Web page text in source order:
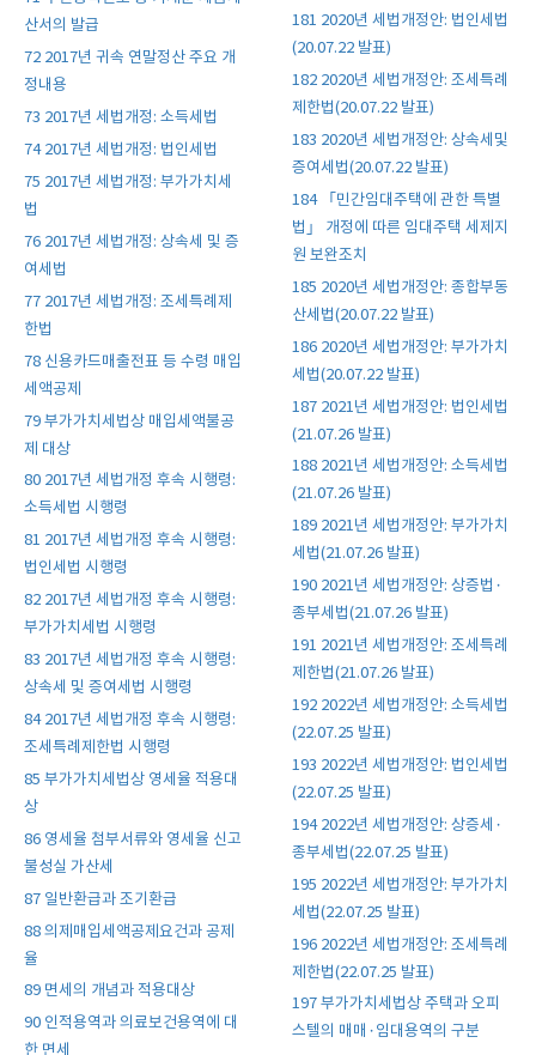
산서의 발급
72 2017년 귀속 연말정산 주요 개
정내용
73 2017년 세법개정: 소득세법
74 2017년 세법개정: 법인세법
75 2017년 세법개정: 부가가치세
법
76 2017년 세법개정: 상속세 및 증
여세법
77 2017년 세법개정: 조세특례제
한법
78 신용카드매출전표 등 수령 매입
세액공제
79 부가가치세법상 매입세액불공
제 대상
80 2017년 세법개정 후속 시행령:
소득세법 시행령
81 2017년 세법개정 후속 시행령:
법인세법 시행령
82 2017년 세법개정 후속 시행령:
부가가치세법 시행령
83 2017년 세법개정 후속 시행령:
상속세 및 증여세법 시행령
84 2017년 세법개정 후속 시행령:
조세특례제한법 시행령
85 부가가치세법상 영세율 적용대
상
86 영세율 첨부서류와 영세율 신고
불성실 가산세
87 일반환급과 조기환급
88 의제매입세액공제요건과 공제
율
89 면세의 개념과 적용대상
90 인적용역과 의료보건용역에 대
한 면세
181 2020년 세법개정안: 법인세법
(20.07.22 발표)
182 2020년 세법개정안: 조세특례
제한법(20.07.22 발표)
183 2020년 세법개정안: 상속세및
증여세법(20.07.22 발표)
184 「민간임대주택에 관한 특별
법」 개정에 따른 임대주택 세제지
원 보완조치
185 2020년 세법개정안: 종합부동
산세법(20.07.22 발표)
186 2020년 세법개정안: 부가가치
세법(20.07.22 발표)
187 2021년 세법개정안: 법인세법
(21.07.26 발표)
188 2021년 세법개정안: 소득세법
(21.07.26 발표)
189 2021년 세법개정안: 부가가치
세법(21.07.26 발표)
190 2021년 세법개정안: 상증법·
종부세법(21.07.26 발표)
191 2021년 세법개정안: 조세특례
제한법(21.07.26 발표)
192 2022년 세법개정안: 소득세법
(22.07.25 발표)
193 2022년 세법개정안: 법인세법
(22.07.25 발표)
194 2022년 세법개정안: 상증세·
종부세법(22.07.25 발표)
195 2022년 세법개정안: 부가가치
세법(22.07.25 발표)
196 2022년 세법개정안: 조세특례
제한법(22.07.25 발표)
197 부가가치세법상 주택과 오피
스텔의 매매·임대용역의 구분